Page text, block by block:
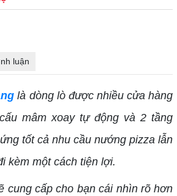
luận
là dòng lò được nhiều cửa hàng
mâm xoay tự động và 2 tầng
tốt cả nhu cầu nướng pizza lẫn
kèm một cách tiện lợi.
cung cấp cho bạn cái nhìn rõ hơn